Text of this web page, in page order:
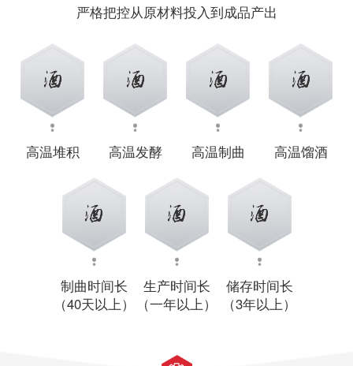
严格把控从原材料投入到成品产出
高温堆积 高温发酵 高温制曲 高温馏酒
制曲时间长
（40天以上）
生产时间长
（一年以上）
储存时间长
（3年以上）